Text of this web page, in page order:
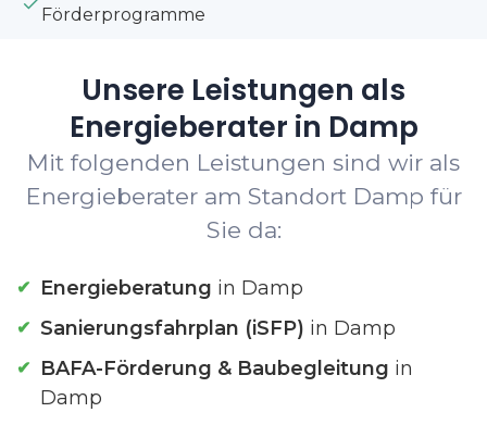
Förderprogramme
Unsere Leistungen als
Energieberater in Damp
Mit folgenden Leistungen sind wir als
Energieberater am Standort Damp für
Sie da:
Energieberatung in Damp
Sanierungsfahrplan (iSFP) in Damp
BAFA-Förderung & Baubegleitung in
Damp